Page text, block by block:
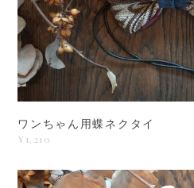
ワンちゃん用蝶ネクタイ
¥1,210